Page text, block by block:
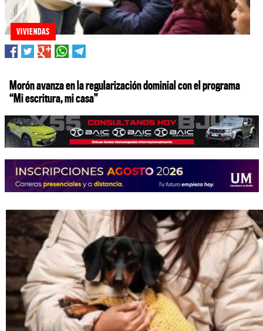
VIVIENDAS
Morón avanza en la regularización dominial con el programa
“Mi escritura, mi casa”